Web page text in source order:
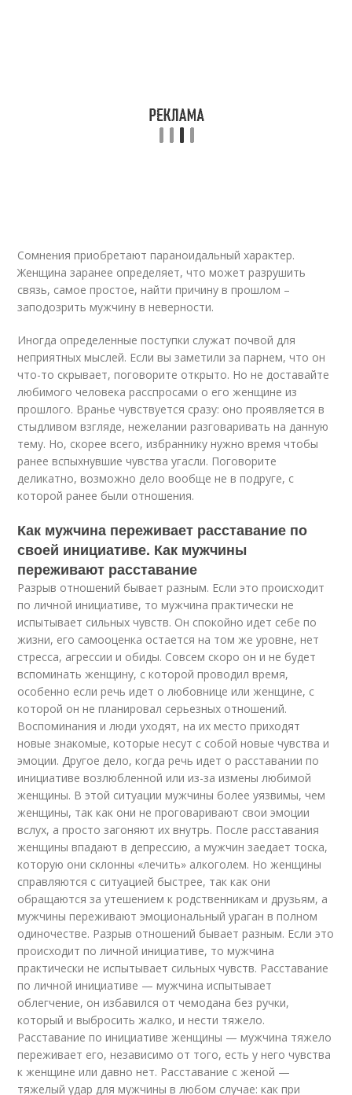
Сомнения приобретают параноидальный характер.
Женщина заранее определяет, что может разрушить
связь, самое простое, найти причину в прошлом –
заподозрить мужчину в неверности.
Иногда определенные поступки служат почвой для
неприятных мыслей. Если вы заметили за парнем, что он
что-то скрывает, поговорите открыто. Но не доставайте
любимого человека расспросами о его женщине из
прошлого. Вранье чувствуется сразу: оно проявляется в
стыдливом взгляде, нежелании разговаривать на данную
тему. Но, скорее всего, избраннику нужно время чтобы
ранее вспыхнувшие чувства угасли. Поговорите
деликатно, возможно дело вообще не в подруге, с
которой ранее были отношения.
Как мужчина переживает расставание по
своей инициативе. Как мужчины
переживают расставание
Разрыв отношений бывает разным. Если это происходит
по личной инициативе, то мужчина практически не
испытывает сильных чувств. Он спокойно идет себе по
жизни, его самооценка остается на том же уровне, нет
стресса, агрессии и обиды. Совсем скоро он и не будет
вспоминать женщину, с которой проводил время,
особенно если речь идет о любовнице или женщине, с
которой он не планировал серьезных отношений.
Воспоминания и люди уходят, на их место приходят
новые знакомые, которые несут с собой новые чувства и
эмоции. Другое дело, когда речь идет о расставании по
инициативе возлюбленной или из-за измены любимой
женщины. В этой ситуации мужчины более уязвимы, чем
женщины, так как они не проговаривают свои эмоции
вслух, а просто загоняют их внутрь. После расставания
женщины впадают в депрессию, а мужчин заедает тоска,
которую они склонны «лечить» алкоголем. Но женщины
справляются с ситуацией быстрее, так как они
обращаются за утешением к родственникам и друзьям, а
мужчины переживают эмоциональный ураган в полном
одиночестве. Разрыв отношений бывает разным. Если это
происходит по личной инициативе, то мужчина
практически не испытывает сильных чувств. Расставание
по личной инициативе — мужчина испытывает
облегчение, он избавился от чемодана без ручки,
который и выбросить жалко, и нести тяжело.
Расставание по инициативе женщины — мужчина тяжело
переживает его, независимо от того, есть у него чувства
к женщине или давно нет. Расставание с женой —
тяжелый удар для мужчины в любом случае: как при